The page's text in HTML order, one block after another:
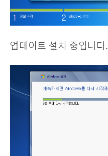
업데이트 설치 중입니다.